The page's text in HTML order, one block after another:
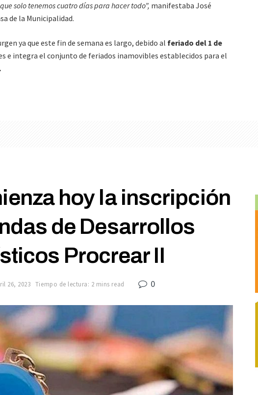
solo tenemos cuatro días para hacer todo”, manifestaba José
de la Municipalidad.
ya que este fin de semana es largo, debido al feriado del 1 de
e integra el conjunto de feriados inamovibles establecidos para el
hoy la inscripción
de Desarrollos
Procrear II
26, 2023 Tiempo de lectura: 2 mins read 0